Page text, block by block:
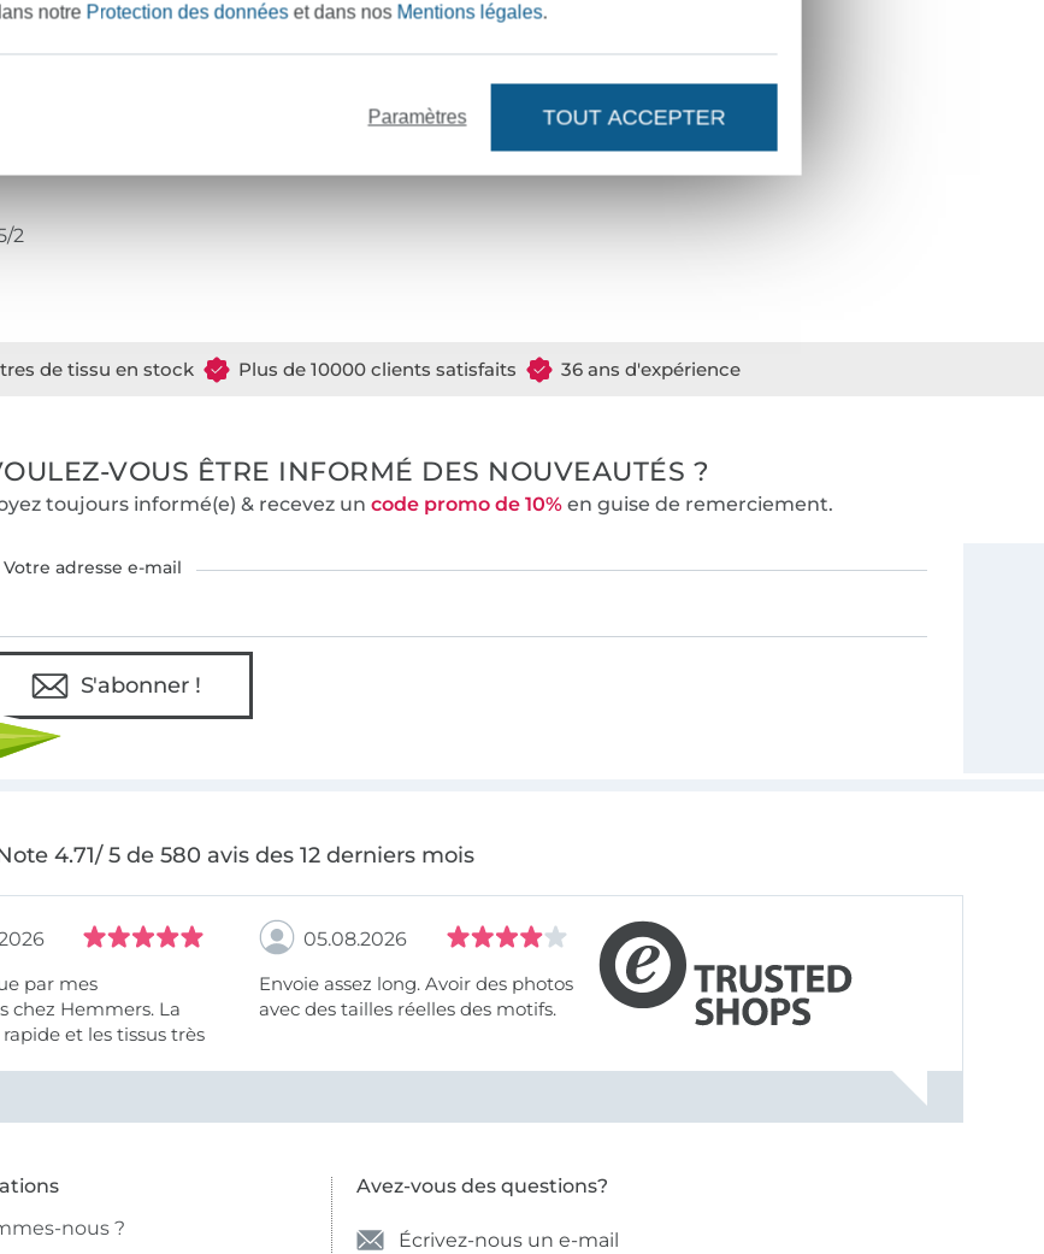
au lavage
2
de tissu en stock Plus de 10000 clients satisfaits 36 ans d'expérience
VOUS ÊTRE INFORMÉ DES NOUVEAUTÉS ?
toujours informé(e) & recevez un code promo de 10%en guise de remerciement.
Votre adresse e-mail
S'abonner !
4.71/ 5 de 580 avis des 12 derniers mois
par mes
chez Hemmers. La
et les tissus très
05.08.2026
Envoie assez long. Avoir des photos
avec des tailles réelles des motifs.
nous ?
Avez-vous des questions?
Écrivez-nous un e-mail
notre Protection des donnéeset dans nos Mentions légales.
Paramètres TOUT ACCEPTER